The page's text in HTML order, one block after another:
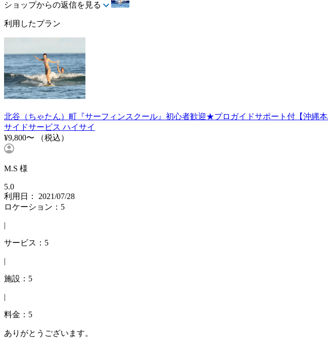
ショップからの返信を見る
利用したプラン
北谷（ちゃたん）町『サーフィンスクール』初心者歓迎★プロガイドサポート付【沖
サイドサービス ハイサイ
¥9,800〜
（税込）
M.S 様
5.0
利用日： 2021/07/28
ロケーション：5
|
サービス：5
|
施設：5
|
料金：5
ありがとうございます。